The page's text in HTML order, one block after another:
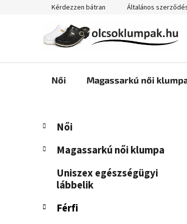
tartalomhoz
Kérdezzen bátran Általános
Női Magassarkú női
O
d
p
Kategóriák
átugrása
K
a
e
á
Női
Magassarkú női klumpa
Uniszex egészségügyi
lábbelik
Férfi